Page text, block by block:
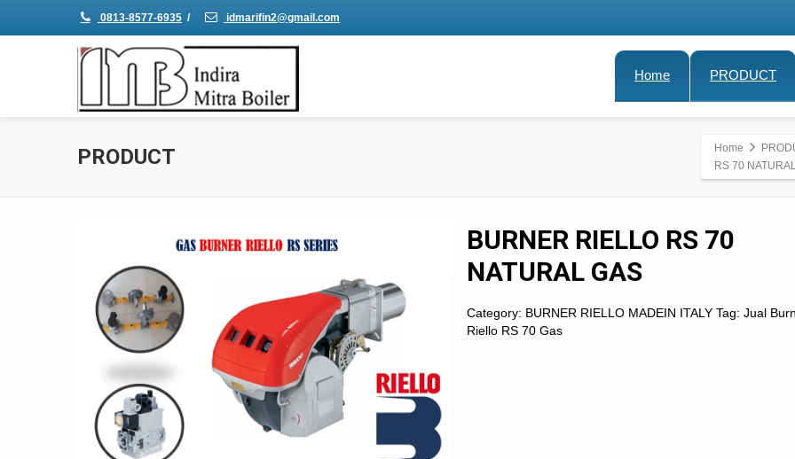
0813-8577-6935 / idmarifin2@gmail.com
Home PRODUCT
PRODUCT Home
RS 70
BURNER RIELLO RS 70
NATURAL GAS
Category: BURNER RIELLO MADEIN ITALY Tag:Jual
Riello RS 70 Gas